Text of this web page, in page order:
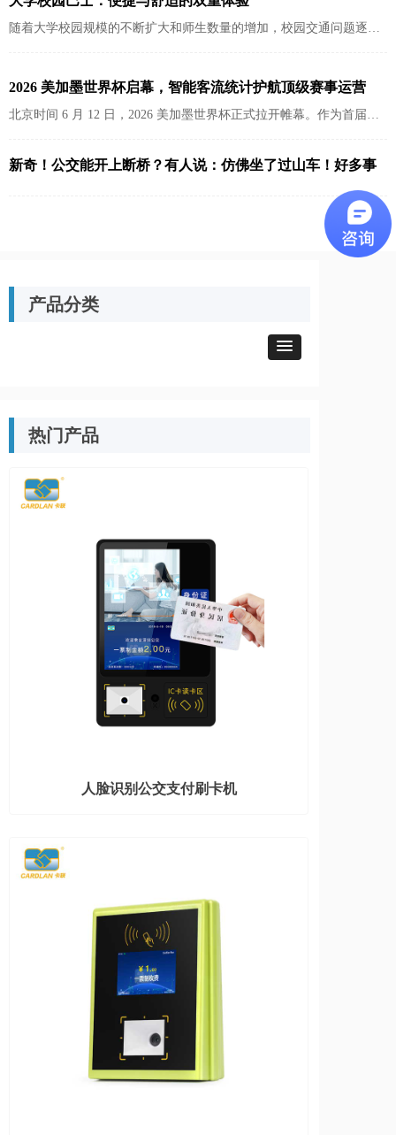
热门产品
人脸识别公交支付刷卡机
产品分类
随着大学校园规模的不断扩大和师生数量的增加，校园交通问题逐渐
优势及其功能特点...
2026 美加墨世界杯启幕，智能客流统计护航顶级赛事运营
北京时间 6 月 12 日，2026 美加墨世界杯正式拉开帷幕。作为首届由
16 座场馆，预计吸引680 万现场观众与124 万国际游客，规模与人流
客流统计与人群管理技术，正成为保障赛事安全、提升运营效率的关
新奇！公交能开上断桥？有人说：仿佛坐了过山车！好多事